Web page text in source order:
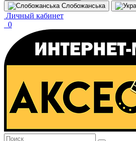
Слобожанська
Личный кабинет
0